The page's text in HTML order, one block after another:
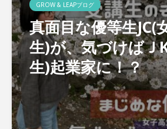
GROW & LEAPブログ
真面目な優等生JC(
生)が、気づけばＪ
生)起業家に！？